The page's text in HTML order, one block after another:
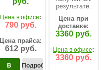
Цена в офисе:
790 руб.
Цена прайса:
612 руб.
В Подробнее...
результате.
Цена при
доставке:
3360 руб.
Цена в офисе:
3360 руб.